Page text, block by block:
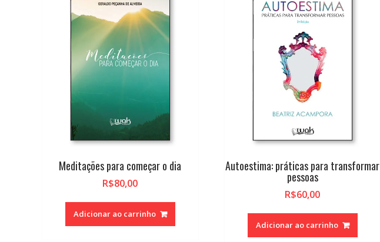
Meditações para começar o dia
R$80,00
Adicionar ao carrinho
Autoestima: práticas para transformar
pessoas
R$60,00
Adicionar ao carrinho